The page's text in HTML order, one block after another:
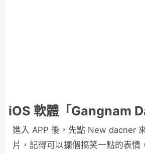
iOS 軟體「Gangnam
進入 APP 後，先點 New dacner
片，記得可以擺個搞笑一點的表情